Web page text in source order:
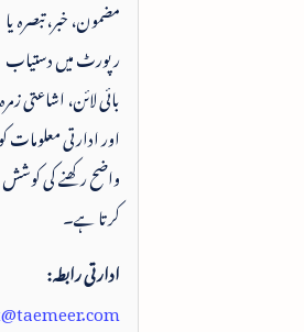
مضمون، خبر، تبصرہ یا
رپورٹ میں دستیاب
بائی لائن، اشاعتی زمرہ
اور ادارتی معلومات
واضح رکھنے کی کوشش
کرتا ہے۔
ادارتی رابطہ: